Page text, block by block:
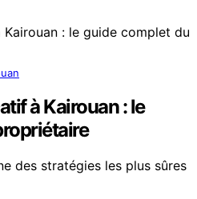
à Kairouan : le
des stratégies les plus sûres